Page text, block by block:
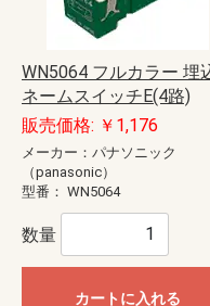
WN5064 フルカラー 埋
ネームスイッチE(4路)
販売価格: ￥1,176
メーカー：パナソニック
（panasonic）
型番： WN5064
数量
カートに入れる